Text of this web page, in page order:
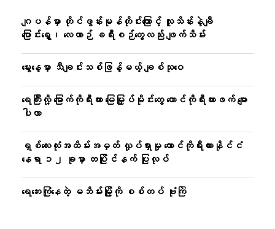
ဂျပန်မှာ တိုင်ဖွန်းမုန်တိုင်းကြောင့် လူသိန်းနဲ့ချီ
ပြောင်းရွှေ့၊ လေယာဉ် ခရီးစဉ်တွေလည်း ဖျက်သိမ်း
မွေးနေ့မှာ သီချင်းသစ်ဖြန့်မယ့် ချစ်သုဝေ
ရေကြီးလို့ မြောက်ကိုရီးယား မြေမြှုပ်မိုင်းတွေ တောင်ကိုရီးယားဖက် မျော
ပါလာ
ရှစ်လေးလုံးအထိမ်းအမှတ် လှုပ်ရှားမှု တောင်ကိုရီးယားနိုင်ငံ
နေရာ ၁၂ ခုမှာ တပြိုင်နက် ပြုလုပ်
ရေဘေးကြုံနေတဲ့ မဘိမ်းမြို့ကို စစ်တပ် ဗုံးကြဲ